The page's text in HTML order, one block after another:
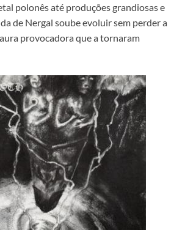
polonês até produções grandiosas e
de Nergal soube evoluir sem perder a
provocadora que a tornaram